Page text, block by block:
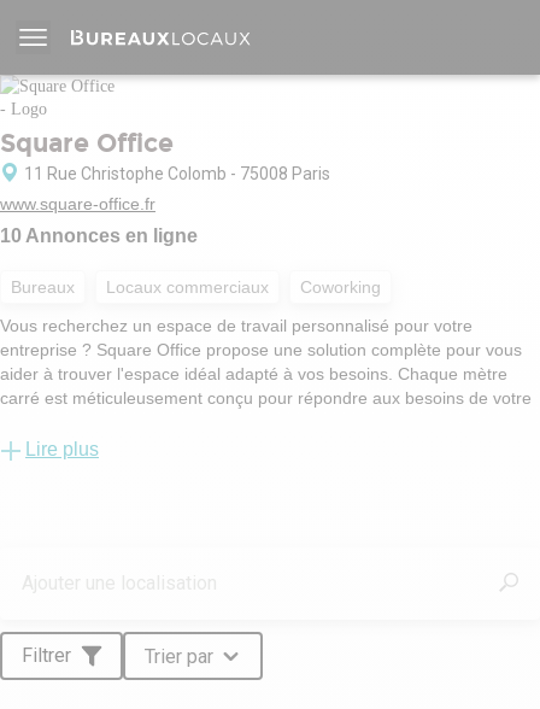
Square Office
11 Rue Christophe Colomb - 75008 Paris
www.square-office.fr
10 Annonces en ligne
Bureaux Locaux commerciaux
Coworking
Vous recherchez un espace de travail personnalisé pour votre
entreprise ? Square Office propose une solution complète pour vous
aider à trouver l'espace idéal adapté à vos besoins. Chaque mètre
carré est méticuleusement conçu pour répondre aux besoins de votre
Lire plus
Filtrer Trier par